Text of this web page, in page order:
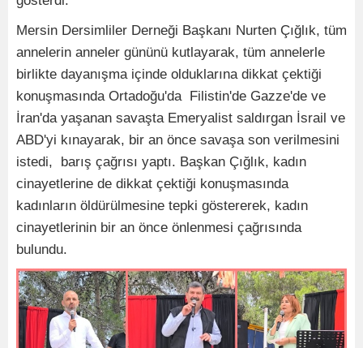
Mersin Dersimliler Derneği Başkanı Nurten Çığlık, tüm
annelerin anneler gününü kutlayarak, tüm annelerle
birlikte dayanışma içinde olduklarına dikkat çektiği
konuşmasında Ortadoğu'da Filistin'de Gazze'de ve
İran'da yaşanan savaşta Emeryalist saldırgan İsrail ve
ABD'yi kınayarak, bir an önce savaşa son verilmesini
istedi, barış çağrısı yaptı. Başkan Çığlık, kadın
cinayetlerine de dikkat çektiği konuşmasında
kadınların öldürülmesine tepki göstererek, kadın
cinayetlerinin bir an önce önlenmesi çağrısında
bulundu.